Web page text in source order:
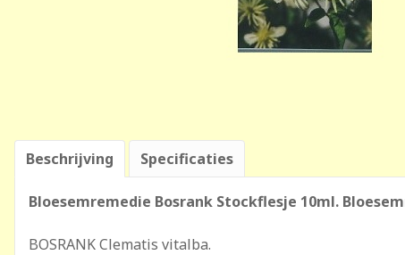
Beschrijving Specificaties
Bloesemremedie Bosrank Stockflesje 10ml.
BOSRANK Clematis vitalba.